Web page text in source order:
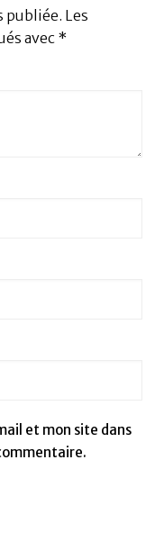
publiée. Les
avec *
et mon site dans